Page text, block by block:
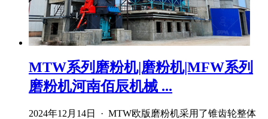
MTW系列磨粉机|磨粉机|MFW系列
磨粉机河南佰辰机械 ...
2024年12月14日 · MTW欧版磨粉机采用了锥齿轮整体